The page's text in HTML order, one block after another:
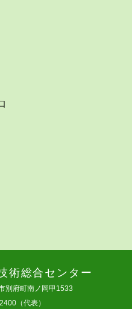
術総合センター
別府町南ノ岡甲1533
（代表）